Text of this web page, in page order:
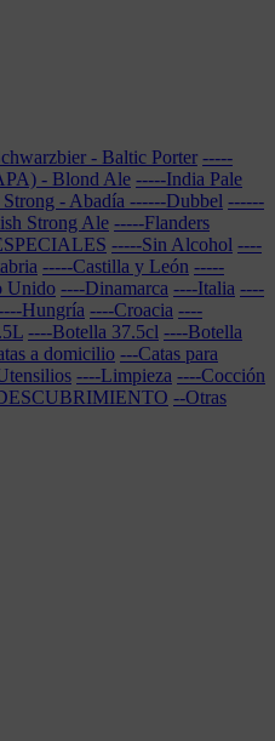
- Baltic Porter -----
- Blond Ale -----India Pale
- Abadía ------Dubbel ------
Strong Ale -----Flanders
-----Sin Alcohol ----
-----Castilla y León -----
Unido ----Dinamarca ----Italia ----
Hungría ----Croacia ----
----Botella 37.5cl ----Botella
a domicilio ---Catas para
----Limpieza ----Cocción
--Otras